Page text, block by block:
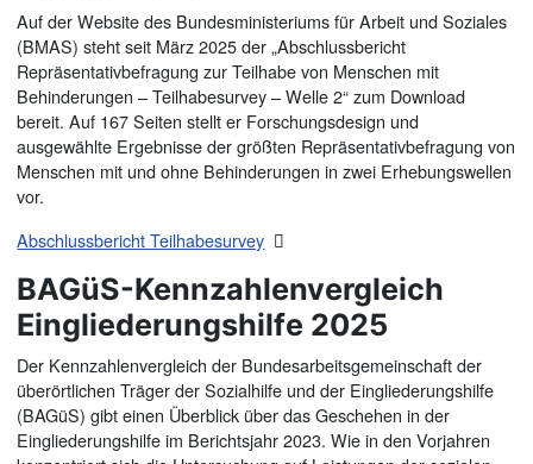
Auf der Website des Bundesministeriums für Arbeit und Soziales
(BMAS) steht seit März 2025 der „Abschlussbericht
Repräsentativbefragung zur Teilhabe von Menschen mit
Behinderungen – Teilhabesurvey – Welle 2“ zum Download
bereit. Auf 167 Seiten stellt er Forschungsdesign und
ausgewählte Ergebnisse der größten Repräsentativbefragung von
Menschen mit und ohne Behinderungen in zwei Erhebungswellen
vor.
Abschlussbericht Teilhabesurvey
BAGüS-Kennzahlenvergleich
Eingliederungshilfe 2025
Der Kennzahlenvergleich der Bundesarbeitsgemeinschaft der
überörtlichen Träger der Sozialhilfe und der Eingliederungshilfe
(BAGüS) gibt einen Überblick über das Geschehen in der
Eingliederungshilfe im Berichtsjahr 2023. Wie in den Vorjahren